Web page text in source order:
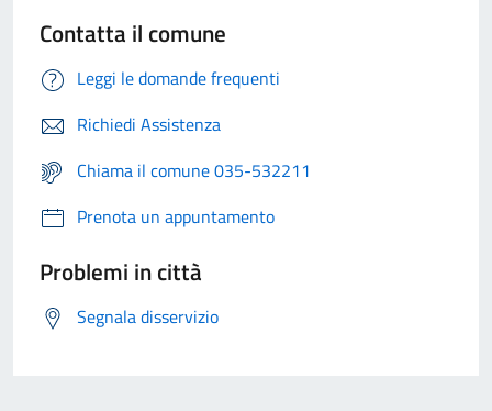
Contatta il comune
Leggi le domande frequenti
Richiedi Assistenza
Chiama il comune 035-532211
Prenota un appuntamento
Problemi in città
Segnala disservizio